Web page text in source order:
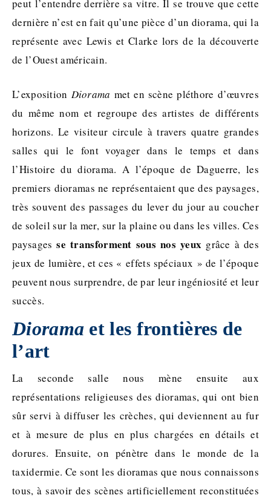
peut l’entendre derrière sa vitre. Il se trouve que cette
dernière n’est en fait qu’une pièce d’un diorama, qui la
représente avec Lewis et Clarke lors de la découverte
de l’Ouest américain.
L’exposition Diorama met en scène pléthore d’œuvres
du même nom et regroupe des artistes de différents
horizons. Le visiteur circule à travers quatre grandes
salles qui le font voyager dans le temps et dans
l’Histoire du diorama. A l’époque de Daguerre, les
premiers dioramas ne représentaient que des paysages,
très souvent des passages du lever du jour au coucher
de soleil sur la mer, sur la plaine ou dans les villes. Ces
paysagesse transforment sous nos yeux grâce à des
jeux de lumière, et ces « effets spéciaux » de l’époque
peuvent nous surprendre, de par leur ingéniosité et leur
succès.
Diorama et les frontières de
l’art
La seconde salle nous mène ensuite aux
représentations religieuses des dioramas, qui ont bien
sûr servi à diffuser les crèches, qui deviennent au fur
et à mesure de plus en plus chargées en détails et
dorures. Ensuite, on pénètre dans le monde de la
taxidermie. Ce sont les dioramas que nous connaissons
tous, à savoir des scènes artificiellement reconstituées